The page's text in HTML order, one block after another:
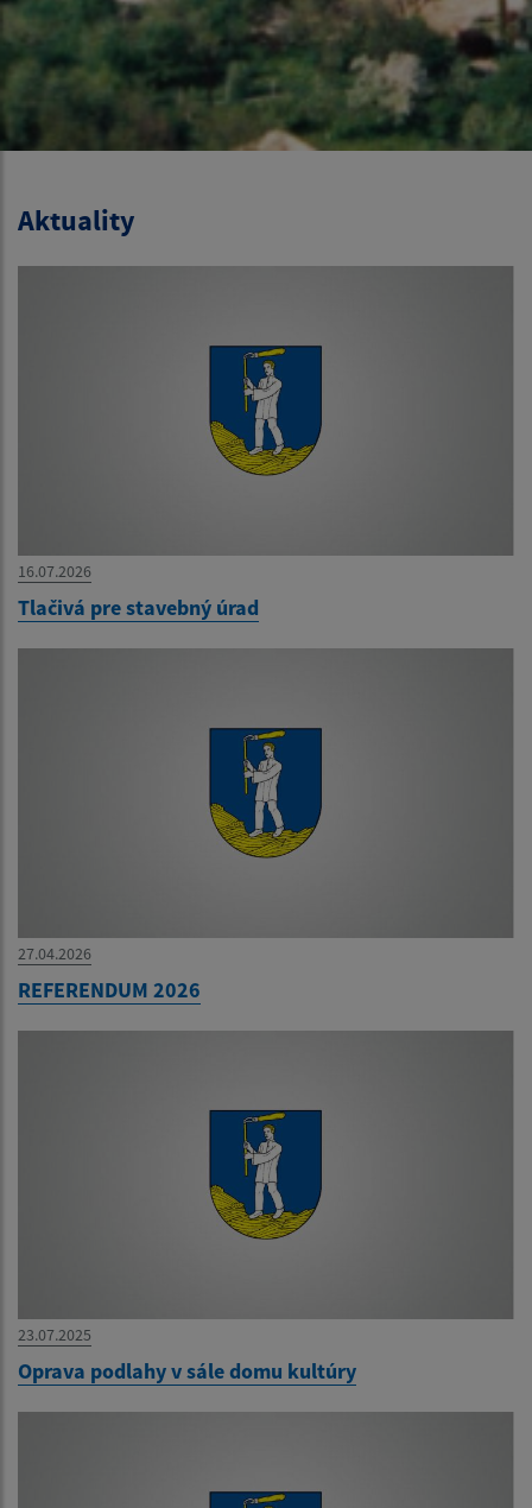
Aktuality
16.07.2026
Tlačivá pre stavebný úrad
27.04.2026
REFERENDUM 2026
23.07.2025
Oprava podlahy v sále domu kultúry